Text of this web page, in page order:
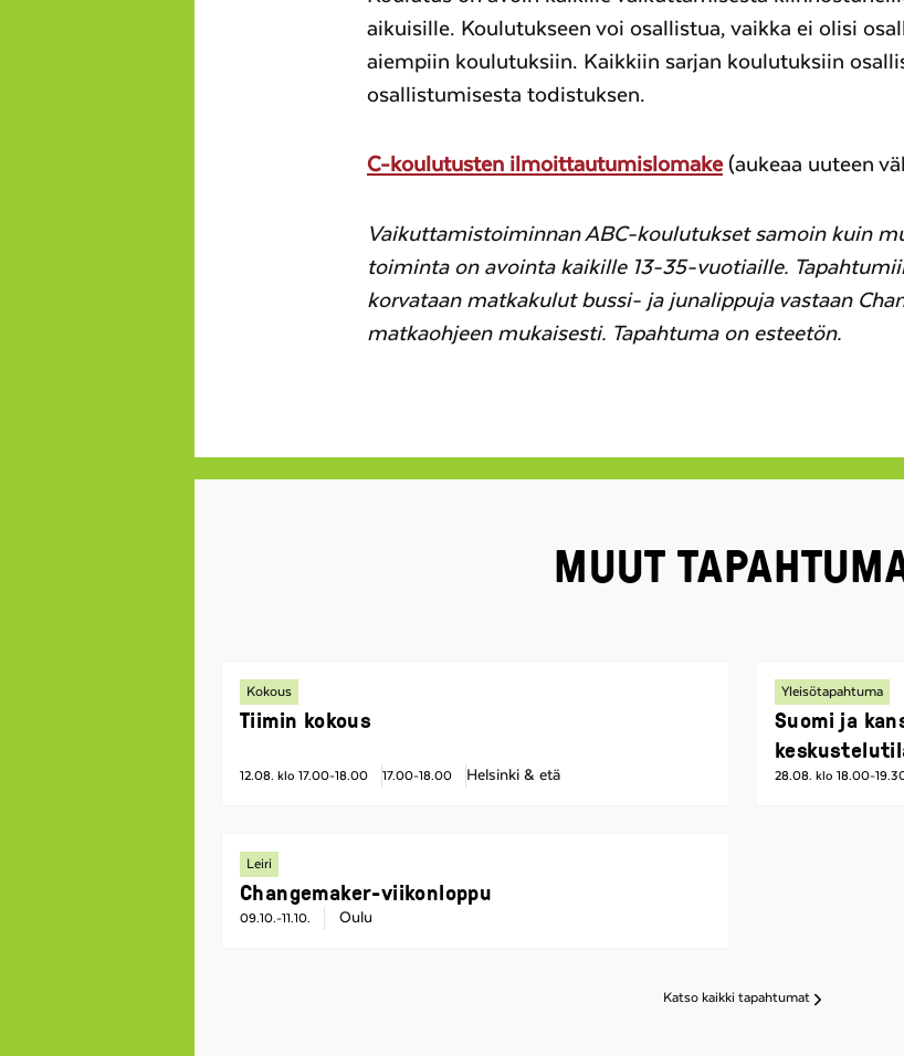
aikuisille. Koulutukseen voi osallistua, vaikka ei olisi
aiempiin koulutuksiin. Kaikkiin sarjan koulutuksiin
osallistumisesta todistuksen.
C-koulutusten ilmoittautumislomake(aukeaa uuteen
Vaikuttamistoiminnan ABC-koulutukset samoin kuin
toiminta on avointa kaikille 13-35-vuotiaille.
korvataan matkakulut bussi- ja junalippuja vastaan
matkaohjeen mukaisesti. Tapahtuma on esteetön.
MUUT
Kokous
Tiimin kokous
12.08. klo 17.00-18.00 17.00-18.00 Helsinki & etä
Yleisötapahtuma
Suomi ja
28.08. klo 18.00-
Leiri
Changemaker-viikonloppu
09.10.-11.10. Oulu
Katso kaikki tapahtumat